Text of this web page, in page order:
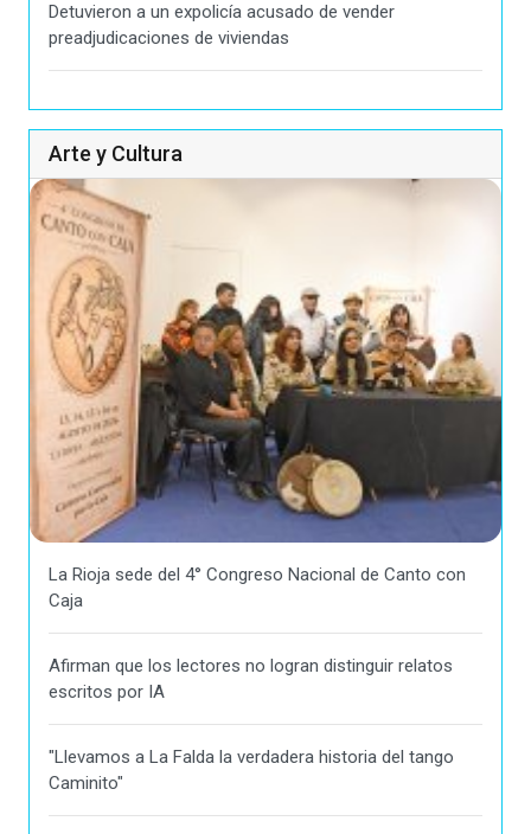
Detuvieron a un expolicía acusado de vender
preadjudicaciones de viviendas
Arte y Cultura
La Rioja sede del 4° Congreso Nacional de Canto con
Caja
Afirman que los lectores no logran distinguir relatos
escritos por IA
"Llevamos a La Falda la verdadera historia del tango
Caminito"